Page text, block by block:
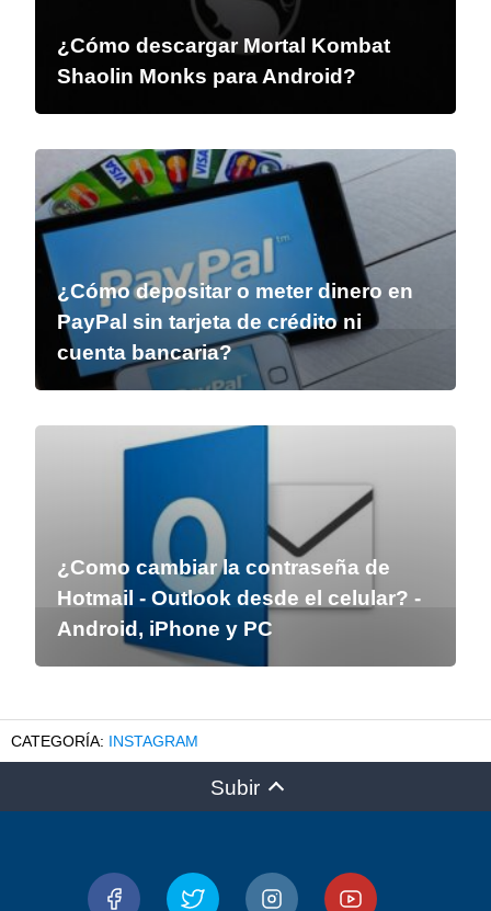
¿Cómo descargar Mortal Kombat
Shaolin Monks para Android?
¿Cómo depositar o meter dinero en
PayPal sin tarjeta de crédito ni
cuenta bancaria?
¿Como cambiar la contraseña de
Hotmail - Outlook desde el celular? -
Android, iPhone y PC
INSTAGRAM
Subir